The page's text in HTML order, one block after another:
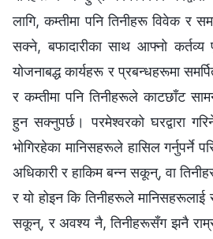
लागि, कम्तीमा पनि तिनीहरू विवेक र
सक्ने, बफादारीका साथ आफ्नो कर्तव्य
योजनाबद्ध कार्यहरू र प्रबन्धहरूमा
र कम्तीमा पनि तिनीहरूले काटछाँट
हुन सक्नुपर्छ। परमेश्‍वरको घरद्वारा
भोगिरहेका मानिसहरूले हासिल गर्नुपर्ने
अधिकारी र हाकिम बन्न सकून्, वा
र यो होइन कि तिनीहरूले मानिसहरूलाई
सकून्, र अवश्य नै, तिनीहरूसँग झनै